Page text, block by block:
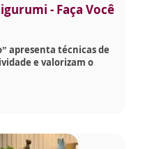
- Faça Você
apresenta técnicas de
e valorizam o